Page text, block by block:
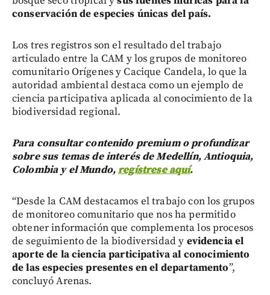
conservación de especies únicas del país.
Los tres registros son el resultado del trabajo
articulado entre la CAM y los grupos de monitoreo
comunitario Orígenes y Cacique Candela, lo que la
autoridad ambiental destaca como un ejemplo de
ciencia participativa aplicada al conocimiento de la
biodiversidad regional.
Para consultar contenido premium o profundizar
sobre sus temas de interés de Medellín, Antioquia,
Colombia y el Mundo,regístrese aquí.
“Desde la CAM destacamos el trabajo con los grupos
de monitoreo comunitario que nos ha permitido
obtener información que complementa los procesos
de seguimiento de la biodiversidad y evidencia el
aporte de la ciencia participativa al conocimiento
de las especies presentes en el departamento”,
concluyó Arenas.